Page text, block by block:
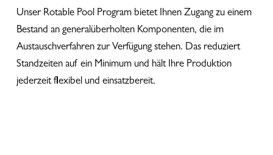
Unser Rotable Pool Program bietet Ihnen Zugang zu einem
Bestand an generalüberholten Komponenten, die im
Austauschverfahren zur Verfügung stehen. Das reduziert
Standzeiten auf ein Minimum und hält Ihre Produktion
jederzeit flexibel und einsatzbereit.